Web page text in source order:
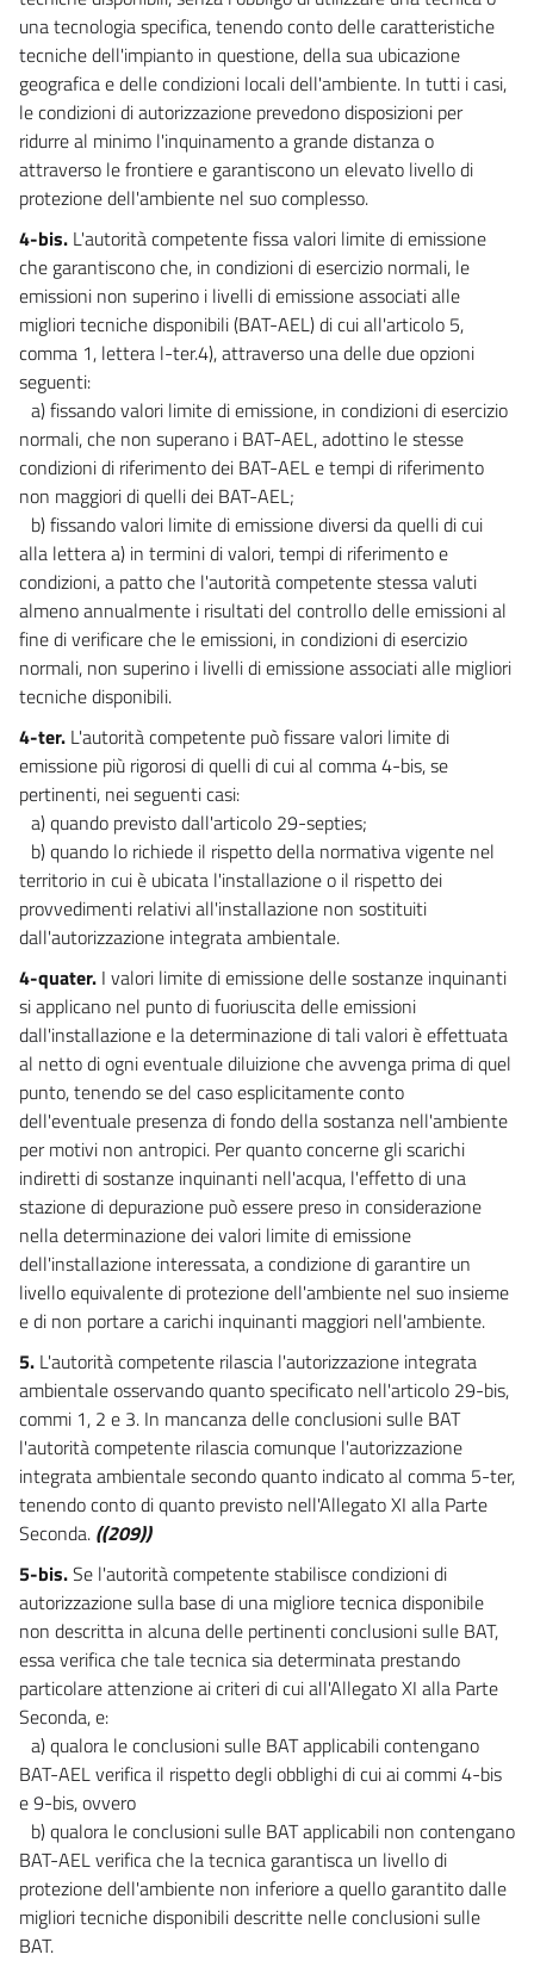
29 septies
29 octies
29 novies
29 decies
29 undecies
29 duodecies
29 terdecies
29 quaterdecies
TITOLO IV
((VALUTAZIONI AMBIENTALI INTERREGIONALI E TRANSFRONTALIERE))
30
31
32
32 bis
((TITOLO V
NORME TRANSITORIE E FINALI))
33
34
35
36
38
39
40
41
42
43
44
45
46
47
48
49
50
51
52
PARTE TERZA
NORME IN MATERIA DI DIFESA DEL SUOLO E LOTTA ALLA
DESERTIFICAZIONE, DI TUTELA DELLE ACQUE DALL'INQUINAMENTO E DI
GESTIONE DELLE RISORSE IDRICHE
SEZIONE I
NORME IN MATERIA DI DIFESA DEL SUOLO E LOTTA ALLA
DESERTIFICAZIONE
PRINCIPI GENERALI E COMPETENZE
CAPO I
53
54
55
56
CAPO II
57
57 bis
58
59
60
una tecnologia specifica, tenendo conto delle caratteristiche
tecniche dell'impianto in questione, della sua ubicazione
geografica e delle condizioni locali dell'ambiente. In tutti i casi,
le condizioni di autorizzazione prevedono disposizioni per
ridurre al minimo l'inquinamento a grande distanza o
attraverso le frontiere e garantiscono un elevato livello di
protezione dell'ambiente nel suo complesso.
4-bis. L'autorità competente fissa valori limite di emissione
che garantiscono che, in condizioni di esercizio normali, le
emissioni non superino i livelli di emissione associati alle
migliori tecniche disponibili (BAT-AEL) di cui all'articolo 5,
comma 1, lettera l-ter.4), attraverso una delle due opzioni
seguenti:
a) fissando valori limite di emissione, in condizioni di esercizio
normali, che non superano i BAT-AEL, adottino le stesse
condizioni di riferimento dei BAT-AEL e tempi di riferimento
non maggiori di quelli dei BAT-AEL;
b) fissando valori limite di emissione diversi da quelli di cui
alla lettera a) in termini di valori, tempi di riferimento e
condizioni, a patto che l'autorità competente stessa valuti
almeno annualmente i risultati del controllo delle emissioni al
fine di verificare che le emissioni, in condizioni di esercizio
normali, non superino i livelli di emissione associati alle migliori
tecniche disponibili.
4-ter. L'autorità competente può fissare valori limite di
emissione più rigorosi di quelli di cui al comma 4-bis, se
pertinenti, nei seguenti casi:
a) quando previsto dall'articolo 29-septies;
b) quando lo richiede il rispetto della normativa vigente nel
territorio in cui è ubicata l'installazione o il rispetto dei
provvedimenti relativi all'installazione non sostituiti
dall'autorizzazione integrata ambientale.
4-quater. I valori limite di emissione delle sostanze inquinanti
si applicano nel punto di fuoriuscita delle emissioni
dall'installazione e la determinazione di tali valori è effettuata
al netto di ogni eventuale diluizione che avvenga prima di quel
punto, tenendo se del caso esplicitamente conto
dell'eventuale presenza di fondo della sostanza nell'ambiente
per motivi non antropici. Per quanto concerne gli scarichi
indiretti di sostanze inquinanti nell'acqua, l'effetto di una
stazione di depurazione può essere preso in considerazione
nella determinazione dei valori limite di emissione
dell'installazione interessata, a condizione di garantire un
livello equivalente di protezione dell'ambiente nel suo insieme
e di non portare a carichi inquinanti maggiori nell'ambiente.
5. L'autorità competente rilascia l'autorizzazione integrata
ambientale osservando quanto specificato nell'articolo 29-bis,
commi 1, 2 e 3. In mancanza delle conclusioni sulle BAT
l'autorità competente rilascia comunque l'autorizzazione
integrata ambientale secondo quanto indicato al comma 5-ter,
tenendo conto di quanto previsto nell'Allegato XI alla Parte
Seconda. ((209))
5-bis.Se l'autorità competente stabilisce condizioni di
autorizzazione sulla base di una migliore tecnica disponibile
non descritta in alcuna delle pertinenti conclusioni sulle BAT,
essa verifica che tale tecnica sia determinata prestando
particolare attenzione ai criteri di cui all'Allegato XI alla Parte
Seconda, e:
a) qualora le conclusioni sulle BAT applicabili contengano
BAT-AEL verifica il rispetto degli obblighi di cui ai commi 4-bis
e 9-bis, ovvero
b) qualora le conclusioni sulle BAT applicabili non contengano
BAT-AEL verifica che la tecnica garantisca un livello di
protezione dell'ambiente non inferiore a quello garantito dalle
migliori tecniche disponibili descritte nelle conclusioni sulle
BAT.